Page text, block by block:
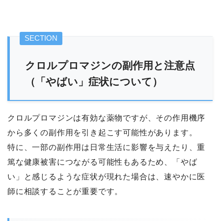
クロルプロマジンの副作用と注意点
（「やばい」症状について）
クロルプロマジンは有効な薬物ですが、その作用機序
から多くの副作用を引き起こす可能性があります。
特に、一部の副作用は日常生活に影響を与えたり、重
篤な健康被害につながる可能性もあるため、「やば
い」と感じるような症状が現れた場合は、速やかに医
師に相談することが重要です。